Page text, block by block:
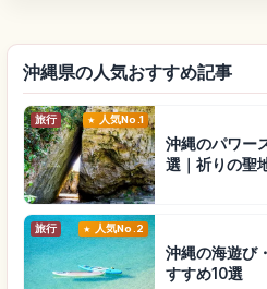
沖縄県の人気おすすめ記事
旅行 人気No.1
沖縄のパワー
選｜祈りの聖
旅行 人気No.2
沖縄の海遊び
すすめ10選